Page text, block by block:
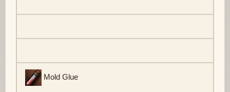
Mold Glue